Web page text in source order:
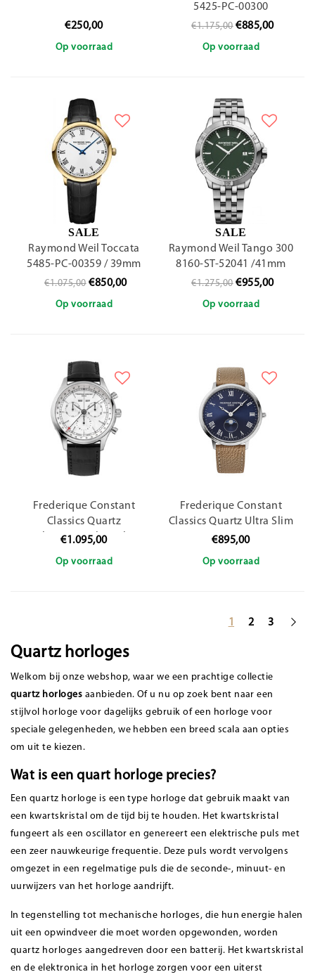
€250,00
Op voorraad
5425-PC-00300
€1.175,00 €885,00
Op voorraad
SALE
Raymond Weil Toccata
5485-PC-00359 / 39mm
€1.075,00 €850,00
Op voorraad
SALE
Raymond Weil Tango 300
8160-ST-52041 /41mm
€1.275,00 €955,00
Op voorraad
Frederique Constant
Classics Quartz
Chronograph Triple
40mm
€1.095,00
Op voorraad
Frederique Constant
Classics Quartz Ultra Slim
FC-206RN3S6 / 39mm
€895,00
Op voorraad
1 2 3
Quartz horloges
Welkom bij onze webshop, waar we een prachtige collectie
quartz horloges aanbieden. Of u nu op zoek bent naar een
stijlvol horloge voor dagelijks gebruik of een horloge voor
speciale gelegenheden, we hebben een breed scala aan opties
om uit te kiezen.
Wat is een quart horloge precies?
Een quartz horloge is een type horloge dat gebruik maakt van
een kwartskristal om de tijd bij te houden. Het kwartskristal
fungeert als een oscillator en genereert een elektrische puls met
een zeer nauwkeurige frequentie. Deze puls wordt vervolgens
omgezet in een regelmatige puls die de seconde-, minuut- en
uurwijzers van het horloge aandrijft.
In tegenstelling tot mechanische horloges, die hun energie halen
uit een opwindveer die moet worden opgewonden, worden
quartz horloges aangedreven door een batterij. Het kwartskristal
en de elektronica in het horloge zorgen voor een uiterst